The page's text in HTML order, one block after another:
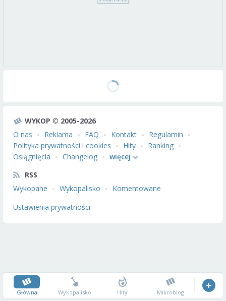
WYKOP © 2005-2026
O nas
Reklama FAQ Kontakt
Regulamin
Polityka prywatności i cookies
Hity
Ranking
Osiągnięcia
Changelog
więcej
RSS
Wykopane
Wykopalisko
Komentowane
Ustawienia prywatności
Główna Wykopalisko Hity Mikroblog